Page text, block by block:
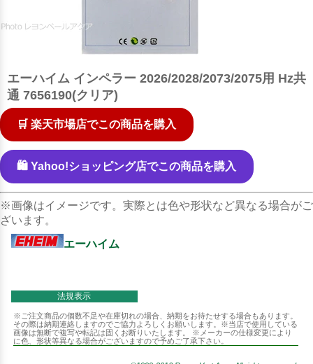
エーハイム インペラー 2026/2028/2073/2075用 Hz共
通 7656190(クリア)
🛒 楽天市場店でこの商品を購入
🛍️ Yahoo!ショッピング店でこの商品を購入
※画像はイメージです。実際とは色や形状など異なる場合がご
ざいます。
エーハイム
法規表示
※ご注文商品の個数不足や在庫切れの場合、納期をお待たせする場合もあります。
その際は納期連絡しますのでご協力よろしくお願いします。※当店で使用している
画像は無断で複写や転記は固くお断りいたします。 ※メーカーの仕様変更により
に色、形状等異なる場合がございますので予めご了承下さい。